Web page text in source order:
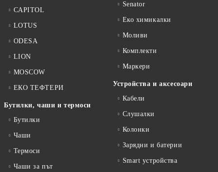
CAPITOL
LOTUS
ODESA
LION
MOSCOW
ЕКО ТЕФТЕРИ
Бутилки, чаши и термоси
Бутилки
Чаши
Термоси
Чаши за път
Senator
Еко химикалки
Моливи
Комплекти
Маркери
Устройства и аксесоари
Кабели
Слушалки
Колонки
Зарядни и батерии
Smart устройства